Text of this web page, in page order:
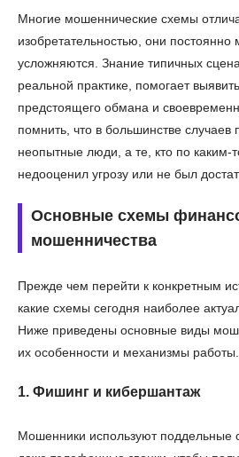
Многие мошеннические схемы
изобретательностью, они постоянно
усложняются. Знание типичных
реальной практике, помогает
предстоящего обмана и
помнить, что в большинстве
неопытные люди, а те, кто по каким-
недооценил угрозу или не был
Основные схемы
мошенничества
Прежде чем перейти к конкретным
какие схемы сегодня наиболее
Ниже приведены основные виды
их особенности и механизмы работы.
1. Фишинг и кибершантаж
Мошенники используют поддельные